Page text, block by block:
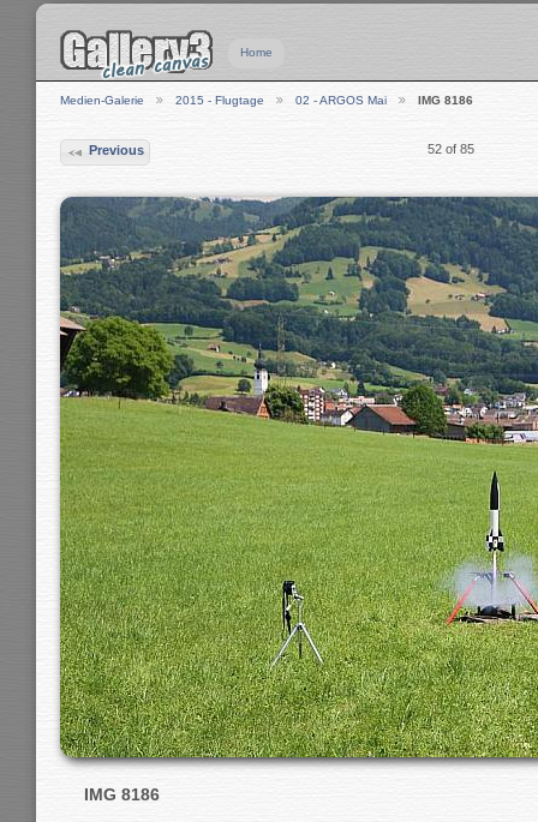
Home
Medien-Galerie 2015 - Flugtage 02 - ARGOS Mai IMG 8186
Previous 52 of 85
IMG 8186